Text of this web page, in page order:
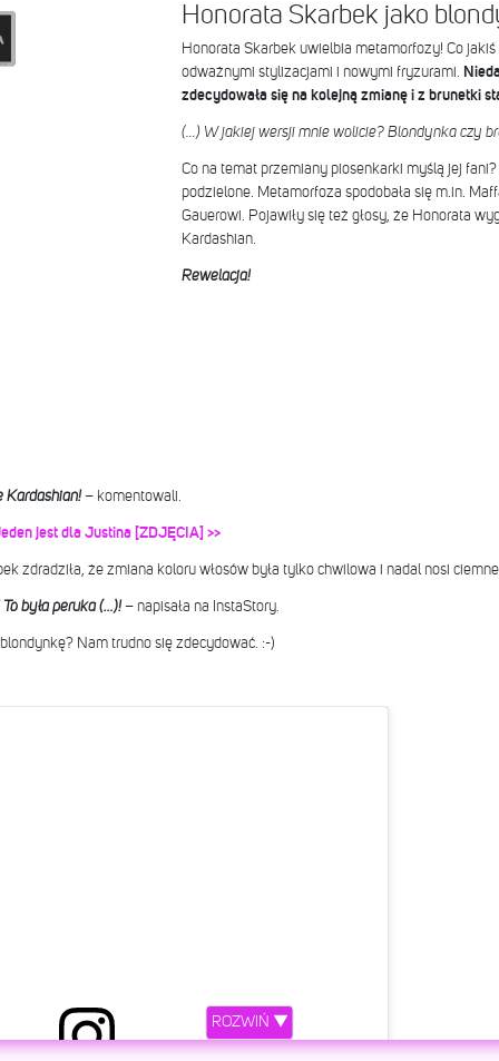
Honorata Skarbek jako
Honorata Skarbek uwielbia metamorfozy! Co
odważnymi stylizacjami i nowymi fryzurami.
zdecydowała się na kolejną zmianę i z brunetki
(…) W jakiej wersji mnie wolicie? Blondynka czy
Co na temat przemiany piosenkarki myślą jej
podzielone. Metamorfoza spodobała się m.in.
Gauerowi. Pojawiły się też głosy, że Honorata
Kardashian.
Rewelacja!
Kardashian! – komentowali.
jest dla Justina [ZDJĘCIA] >>
zdradziła, że zmiana koloru włosów była tylko chwilowa i nadal nosi
była peruka (…)! – napisała na InstaStory.
Nam trudno się zdecydować. :-)
ROZWIŃ ▼